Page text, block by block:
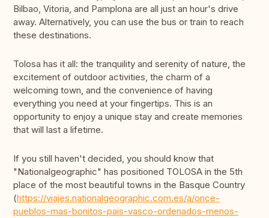
Bilbao, Vitoria, and Pamplona are all just an hour's drive
away. Alternatively, you can use the bus or train to reach
these destinations.
Tolosa has it all: the tranquility and serenity of nature, the
excitement of outdoor activities, the charm of a
welcoming town, and the convenience of having
everything you need at your fingertips. This is an
opportunity to enjoy a unique stay and create memories
that will last a lifetime.
If you still haven't decided, you should know that
"Nationalgeographic" has positioned TOLOSA in the 5th
place of the most beautiful towns in the Basque Country
(https://viajes.nationalgeographic.com.es/a/once-
pueblos-mas-bonitos-pais-vasco-ordenados-menos-